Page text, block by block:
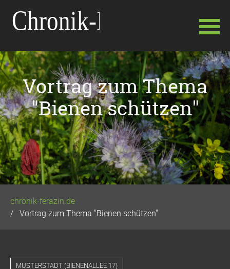
Navigation
überspringen
Vortrag zum Thema
"Bienen schützen"
chronik-ferazin.de
Vortrag zum Thema "Bienen schützen"
MUSTERSTADT (BIENENALLEE 17)